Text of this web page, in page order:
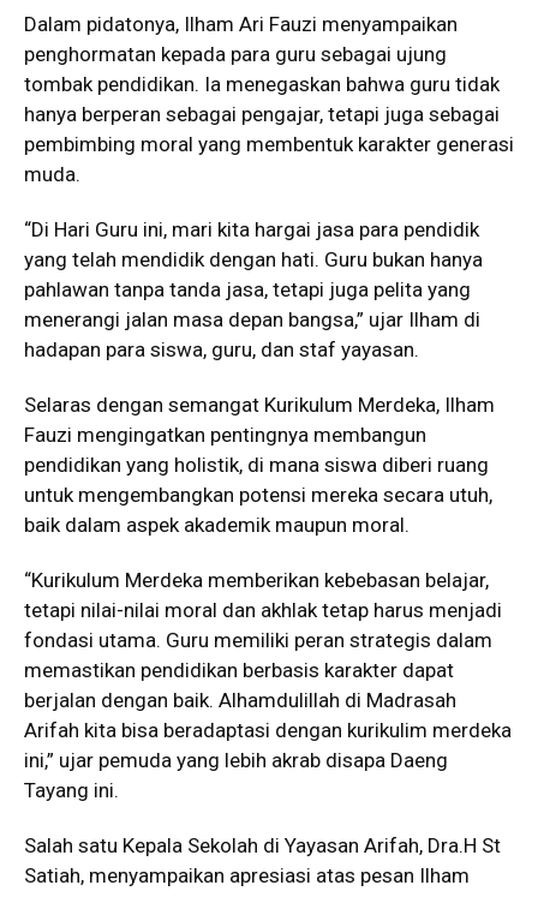
Dalam pidatonya, Ilham Ari Fauzi menyampaikan
penghormatan kepada para guru sebagai ujung
tombak pendidikan. Ia menegaskan bahwa guru tidak
hanya berperan sebagai pengajar, tetapi juga sebagai
pembimbing moral yang membentuk karakter generasi
muda.
“Di Hari Guru ini, mari kita hargai jasa para pendidik
yang telah mendidik dengan hati. Guru bukan hanya
pahlawan tanpa tanda jasa, tetapi juga pelita yang
menerangi jalan masa depan bangsa,” ujar Ilham di
hadapan para siswa, guru, dan staf yayasan.
Selaras dengan semangat Kurikulum Merdeka, Ilham
Fauzi mengingatkan pentingnya membangun
pendidikan yang holistik, di mana siswa diberi ruang
untuk mengembangkan potensi mereka secara utuh,
baik dalam aspek akademik maupun moral.
“Kurikulum Merdeka memberikan kebebasan belajar,
tetapi nilai-nilai moral dan akhlak tetap harus menjadi
fondasi utama. Guru memiliki peran strategis dalam
memastikan pendidikan berbasis karakter dapat
berjalan dengan baik. Alhamdulillah di Madrasah
Arifah kita bisa beradaptasi dengan kurikulim merdeka
ini,” ujar pemuda yang lebih akrab disapa Daeng
Tayang ini.
Salah satu Kepala Sekolah di Yayasan Arifah, Dra.H St
Satiah, menyampaikan apresiasi atas pesan Ilham